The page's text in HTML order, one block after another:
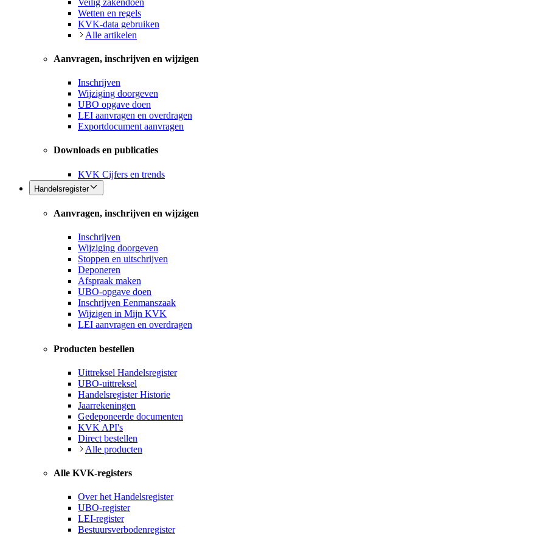
Wetten en regels
KVK-data gebruiken
Alle artikelen
Aanvragen, inschrijven en wijzigen
Inschrijven
Wijziging doorgeven
UBO opgave doen
LEI aanvragen en overdragen
Exportdocument aanvragen
Downloads en publicaties
KVK Cijfers en trends
Handelsregister
Aanvragen, inschrijven en wijzigen
Inschrijven
Wijziging doorgeven
Stoppen en uitschrijven
Deponeren
Afspraak maken
UBO-opgave doen
Inschrijven Eenmanszaak
Wijzigen in Mijn KVK
LEI aanvragen en overdragen
Producten bestellen
Uittreksel Handelsregister
UBO-uittreksel
Handelsregister Historie
Jaarrekeningen
Gedeponeerde documenten
KVK API's
Direct bestellen
Alle producten
Alle KVK-registers
Over het Handelsregister
UBO-register
LEI-register
Bestuursverbodenregister